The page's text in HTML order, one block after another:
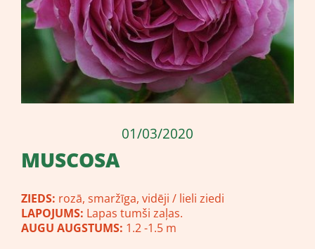
01/03/2020
MUSCOSA
ZIEDS: rozā, smaržīga, vidēji / lieli ziedi
LAPOJUMS: Lapas tumši zaļas.
AUGU AUGSTUMS: 1.2 -1.5 m